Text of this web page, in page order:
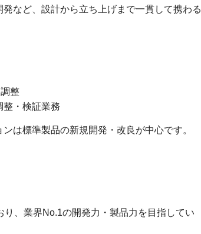
など、設計から立ち上げまで一貫して携わる
整
整・検証業務
は標準製品の新規開発・改良が中心です。
、業界No.1の開発力・製品力を目指してい